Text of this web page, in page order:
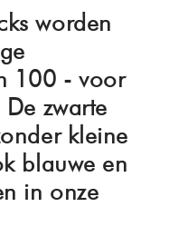
worden
100 -voor
De zwarte
kleine
blauwe en
in onze